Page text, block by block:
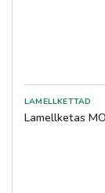
Lamellketas